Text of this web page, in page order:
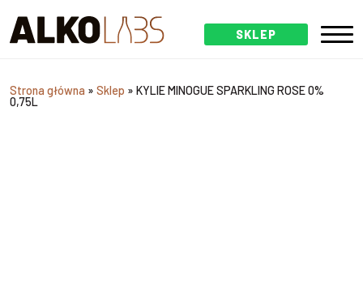
SKLEP
Strona główna » Sklep » KYLIE MINOGUE SPARKLING ROSE 0%
0,75L